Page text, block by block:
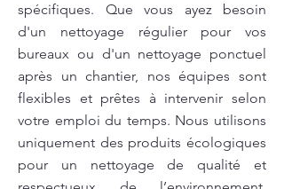
spécifiques. Que vous ayez besoin
d'un nettoyage régulier pour vos
bureaux ou d'un nettoyage ponctuel
après un chantier, nos équipes sont
flexibles et prêtes à intervenir selon
votre emploi du temps. Nous utilisons
uniquement des produits écologiques
pour un nettoyage de qualité et